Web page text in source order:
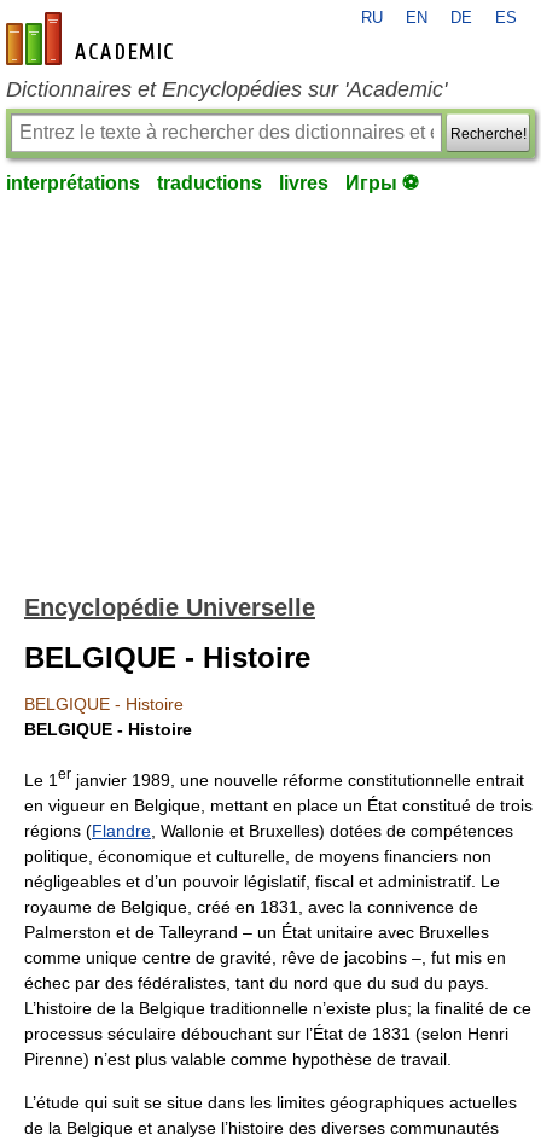
fr-academic.com
RU EN DE ES
Dictionnaires et Encyclopédies sur 'Academic'
Recherche!
interprétations traductions livres Игры ⚽
Encyclopédie Universelle
BELGIQUE - Histoire
BELGIQUE - Histoire
BELGIQUE - Histoire
Le 1 er janvier 1989, une nouvelle réforme constitutionnelle entrait
en vigueur en Belgique, mettant en place un État constitué de trois
régions (Flandre , Wallonie et Bruxelles) dotées de compétences
politique, économique et culturelle, de moyens financiers non
négligeables et d’un pouvoir législatif, fiscal et administratif. Le
royaume de Belgique, créé en 1831, avec la connivence de
Palmerston et de Talleyrand – un État unitaire avec Bruxelles
comme unique centre de gravité, rêve de jacobins –, fut mis en
échec par des fédéralistes, tant du nord que du sud du pays.
L’histoire de la Belgique traditionnelle n’existe plus; la finalité de ce
processus séculaire débouchant sur l’État de 1831 (selon Henri
Pirenne) n’est plus valable comme hypothèse de travail.
L’étude qui suit se situe dans les limites géographiques actuelles
de la Belgique et analyse l’histoire des diverses communautés